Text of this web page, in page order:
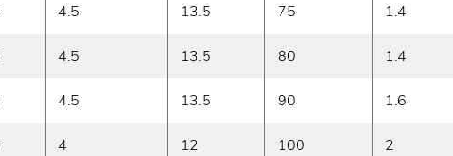
4.5 13.5 75 1.4
4.5 13.5 80 1.4
4.5 13.5 90 1.6
4 12 100 2